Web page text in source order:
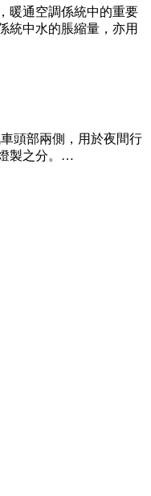
，暖通空調係統中的重要
中水的脹縮量，亦用
部兩側，用於夜間行
製之分。…